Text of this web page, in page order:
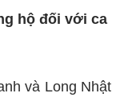
hộ đối với ca
và Long Nhật